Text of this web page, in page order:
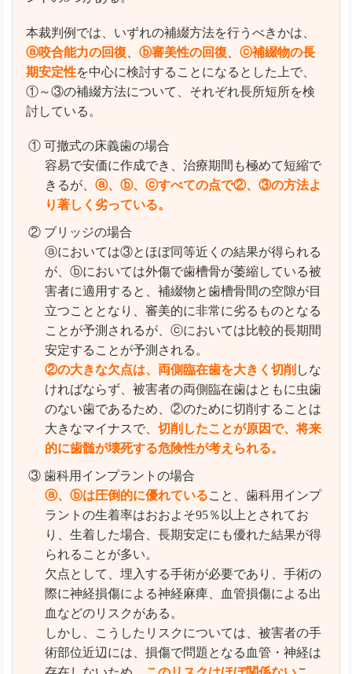
本裁判例では、いずれの補綴方法を行うべきかは、
ⓐ咬合能力の回復
ⓑ審美性の回復
ⓒ補綴物の長
期安定性を中心に検討することになるとした上で、
①～③の補綴方法について、それぞれ長所短所を検
討している。
① 可撤式の床義歯の場合
容易で安価に作成でき、治療期間も極めて短縮で
きるが、 ⓐ、ⓑ、ⓒすべての点で②、③の方法よ
り著しく劣っている。
② ブリッジの場合
ⓐにおいては③とほぼ同等近くの結果が得られる
が、ⓑにおいては外傷で歯槽骨が萎縮している被
害者に適用すると、補綴物と歯槽骨間の空隙が目
立つこととなり、審美的に非常に劣るものとなる
ことが予測されるが、ⓒにおいては比較的長期間
安定することが予測される。
②の大きな欠点は、両側臨在歯を大きく切削 しな
ければならず、被害者の両側臨在歯はともに虫歯
のない歯であるため、②のために切削することは
大きなマイナスで、 切削したことが原因で、将来
的に歯髄が壊死する危険性が考えられる。
③ 歯科用インプラントの場合
ⓐ、ⓑは圧倒的に優れていること、歯科用インプ
ラントの生着率はおおよそ95％以上とされてお
り、生着した場合、長期安定にも優れた結果が得
られることが多い。
欠点として、埋入する手術が必要であり、手術の
際に神経損傷による神経麻痺、血管損傷による出
血などのリスクがある。
しかし、こうしたリスクについては、被害者の手
術部位近辺には、損傷で問題となる血管・神経は